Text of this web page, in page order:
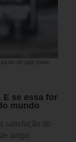
DE 2026 13H00
E se essa for
mundo
satisfação do
artigo